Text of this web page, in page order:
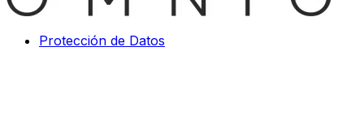
Protección de Datos